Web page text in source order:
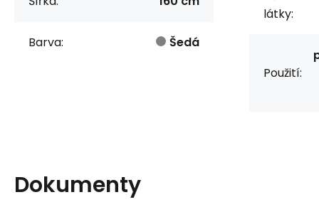
Barva: Šedá
látky:
Použití:
Dokumenty